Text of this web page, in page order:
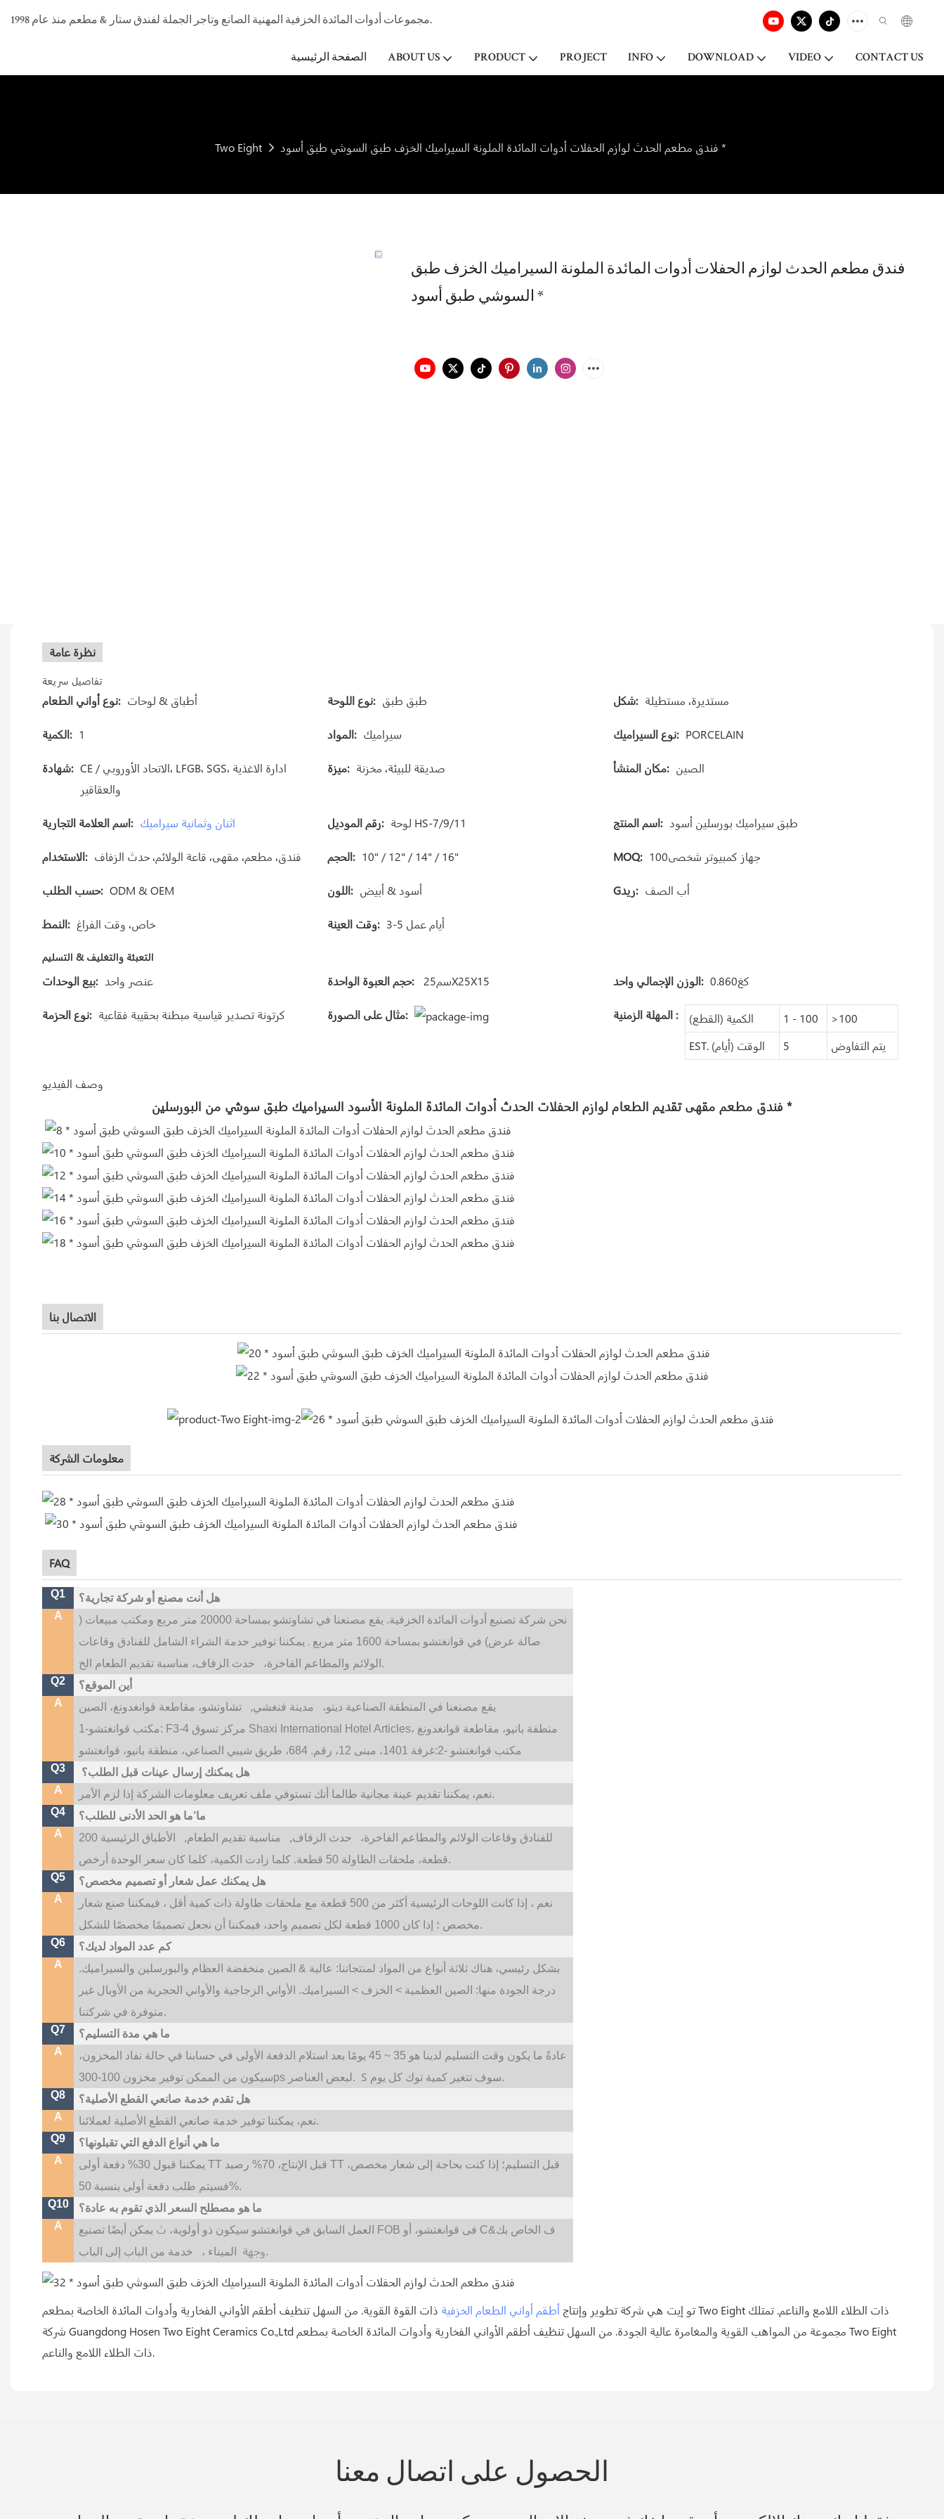
مجموعات أدوات المائدة الخزفية المهنية الصانع وتاجر الجملة لفندق ستار & مطعم منذ عام 1998.
الصفحة الرئيسية ABOUT US PRODUCT PROJECT INFO DOWNLOAD VIDEO CONTACT US
Two Eight فندق مطعم الحدث لوازم الحفلات أدوات المائدة الملونة السيراميك الخزف طبق السوشي طبق أسود *
فندق مطعم الحدث لوازم الحفلات أدوات المائدة الملونة السيراميك الخزف طبق
السوشي طبق أسود *
نظرة عامة
تفاصيل سريعة
نوع أواني الطعام: أطباق & لوحات نوع اللوحة: طبق طبق شكل: مستديرة، مستطيلة
الكمية: 1 المواد: سيراميك نوع السيراميك: PORCELAIN
شهادة: CE / الاتحاد الأوروبي، LFGB، SGS، ادارة الاغذية
والعقاقير
ميزة: صديقة للبيئة، مخزنة مكان المنشأ: الصين
اسم العلامة التجارية: اثنان وثمانية سيراميك رقم الموديل: لوحة HS-7/9/11 اسم المنتج: طبق سيراميك بورسلين أسود
الاستخدام: فندق، مطعم، مقهى، قاعة الولائم، حدث الزفاف الحجم: 10" / 12" / 14" / 16" MOQ: جهاز كمبيوتر شخصى100
حسب الطلب: ODM & OEM اللون: أسود & أبيض Gريد: أب الصف
النمط: خاص، وقت الفراغ وقت العينة: 3-5 أيام عمل
التعبئة والتغليف & التسليم
بيع الوحدات: عنصر واحد حجم العبوة الواحدة: سم25X25X15 الوزن الإجمالي واحد: كغ0.860
نوع الحزمة: كرتونة تصدير قياسية مبطنة بحقيبة فقاعية مثال على الصورة: المهلة الزمنية : الكمية (القطع) 1 - 100
>100
EST. الوقت (أيام)
5 يتم التفاوض
وصف الفيديو
فندق مطعم مقهى تقديم الطعام لوازم الحفلات الحدث أدوات المائدة الملونة الأسود السيراميك طبق سوشي من البورسلين *
الاتصال بنا
معلومات الشركة
FAQ
Q1
هل أنت مصنع أو شركة تجارية؟
A
نحن شركة تصنيع أدوات المائدة الخزفية. يقع مصنعنا في تشاوتشو بمساحة 20000 متر مربع ومكتب مبيعات (
صالة عرض) في قوانغتشو بمساحة 1600 متر مربع
. يمكننا توفير خدمة الشراء الشامل للفنادق وقاعات
الولائم والمطاعم الفاخرة، حدث الزفاف، مناسبة تقديم الطعام الخ.
Q2
أين الموقع؟
A
يقع مصنعنا في المنطقة الصناعية ديتو، مدينة فنغشي,
مكتب قوانغتشو -2:غرفة 1401، مبنى 12، رقم. 684، طريق شيبي الصناعي، منطقة بانيو، قوانغتشو
Q3
هل يمكنك إرسال عينات قبل الطلب؟
A
نعم، يمكننا تقديم عينة مجانية طالما أنك تستوفي ملف تعريف معلومات الشركة إذا لزم الأمر.
Q4
ما’ما هو الحد الأدنى للطلب؟
A
للفنادق وقاعات الولائم والمطاعم الفاخرة، حدث الزفاف, مناسبة تقديم الطعام,
الأطباق الرئيسية 200
قطعة، ملحقات الطاولة 50 قطعة. كلما زادت الكمية، كلما كان سعر الوحدة أرخص.
Q5
هل يمكنك عمل شعار أو تصميم مخصص؟
A
نعم ، إذا كانت اللوحات الرئيسية أكثر من 500 قطعة مع ملحقات طاولة ذات كمية أقل ، فيمكننا صنع شعار
مخصص ؛ إذا كان 1000 قطعة لكل تصميم واحد، فيمكننا أن نجعل تصميمًا مخصصًا للشكل.
Q6
كم عدد المواد لديك؟
A
بشكل رئيسي، هناك ثلاثة أنواع من المواد لمنتجاتنا: عالية & الصين منخفضة العظام والبورسلين والسيراميك.
درجة الجودة منها: الصين العظمية > الخزف > السيراميك. الأواني الزجاجية والأواني الحجرية من الأوبال غير
متوفرة في شركتنا.
Q7
ما هي مدة التسليم؟
A
عادةً ما يكون وقت التسليم لدينا هو 35 ~ 45 يومًا بعد استلام الدفعة الأولى في حسابنا في حالة نفاد المخزون،
سيكون من الممكن توفير مخزون 100-300ps لبعض العناصر. S
سوف تتغير كمية توك كل يوم.
Q8
A
نعم، يمكننا توفير خدمة صانعي القطع الأصلية لعملائنا.
Q9
ما هي أنواع الدفع التي تقبلونها؟
A
يمكننا قبول 30% دفعة أولى TT قبل الإنتاج، 70% رصيد TT قبل التسليم؛ إذا كنت بحاجة إلى شعار مخصص،
فسيتم طلب دفعة أولى بنسبة 50%.
Q10
ما هو مصطلح السعر الذي تقوم به عادة؟
A
العمل السابق في قوانغتشو سيكون ذو أولوية، ث يمكن أيضًا تصنيع FOB فى قوانغتشو، أو C&ف الخاص بك
وجهة الميناء ، خدمة من الباب إلى الباب.
تو إيت هي شركة تطوير وإنتاج أطقم أواني الطعام الخزفية ذات القوة القوية. من السهل تنظيف أطقم الأواني الفخارية وأدوات المائدة الخاصة بمطعم Two Eight ذات الطلاء اللامع والناعم. تمتلك
شركة Guangdong Hosen Two Eight Ceramics Co.,Ltd مجموعة من المواهب القوية والمغامرة عالية الجودة. من السهل تنظيف أطقم الأواني الفخارية وأدوات المائدة الخاصة بمطعم Two Eight
ذات الطلاء اللامع والناعم.
الحصول على اتصال معنا